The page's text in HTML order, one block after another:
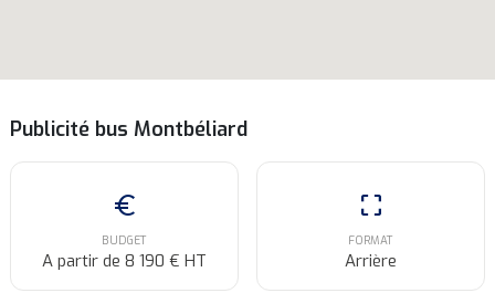
Publicité bus Montbéliard
euro
BUDGET
A partir de 8 190 € HT
crop_free
FORMAT
Arrière